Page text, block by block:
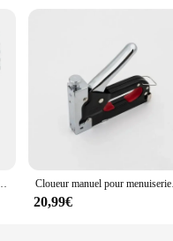
à clouer avec 32mm, 50mm, cloueuse aste pour batterie Makita Cloueur
20,99€